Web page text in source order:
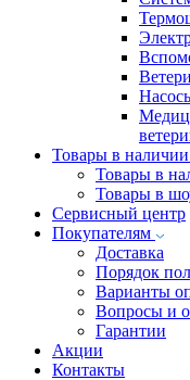
Товары в наличии
Товары в
Товары в
Сервисный центр
Покупателям
Доставка
Порядок
Варианты
Вопросы и
Гарантии
Акции
Контакты